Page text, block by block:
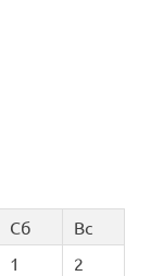
Сб
Вс
1
2